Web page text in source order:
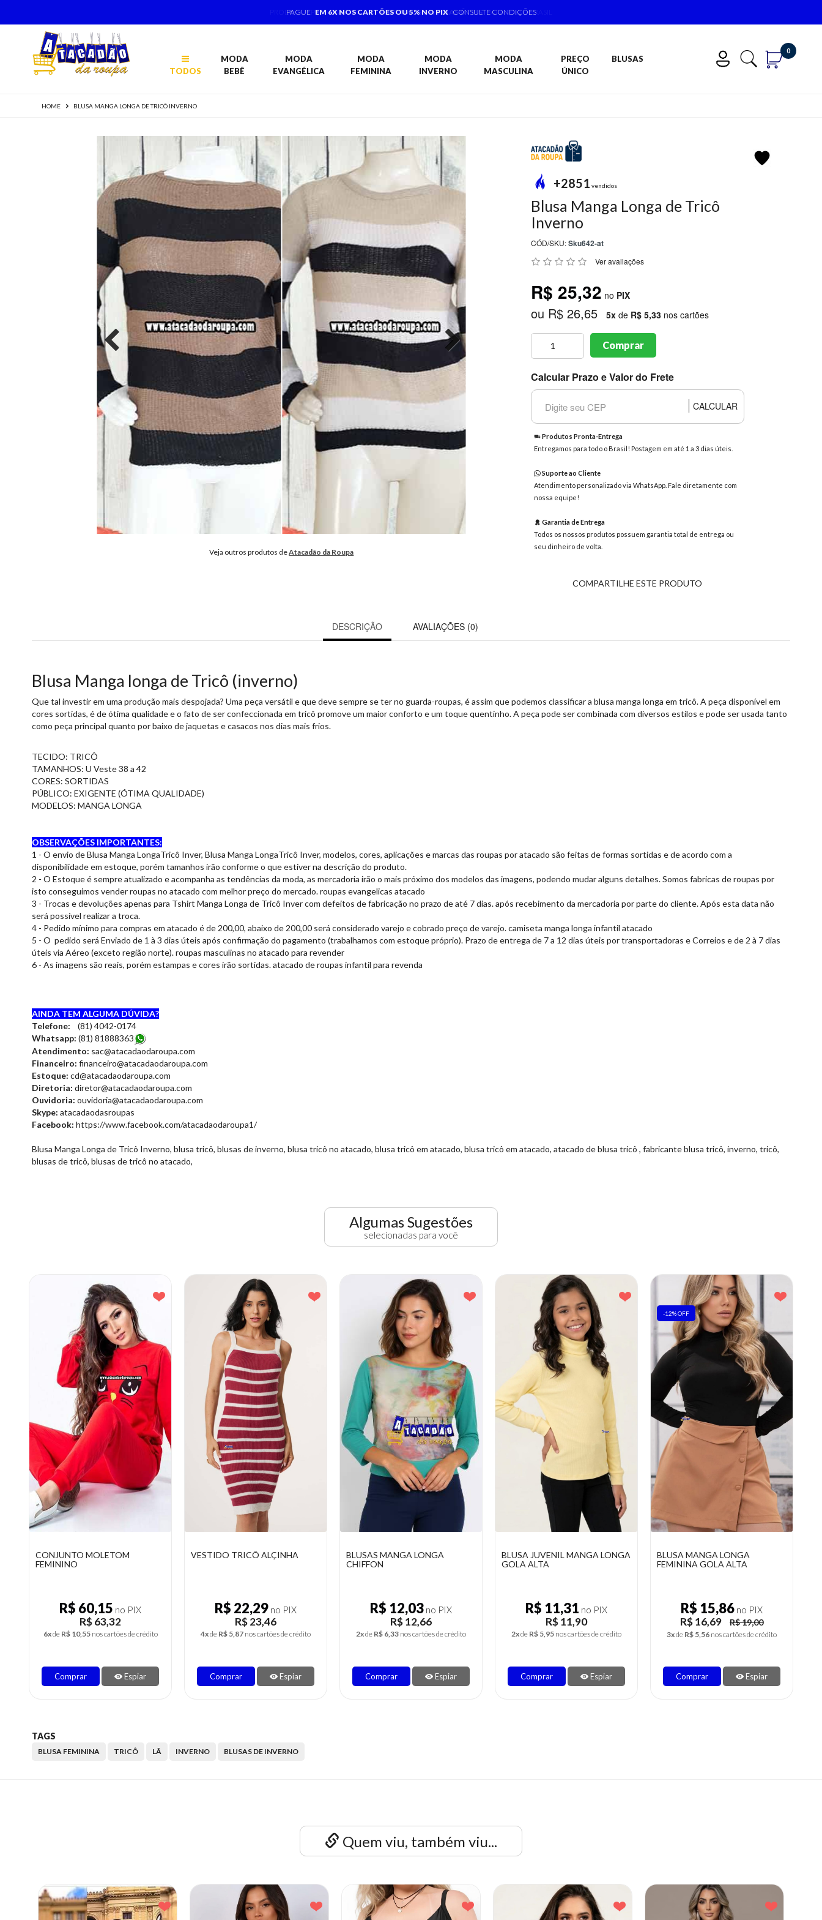
PRODUTOS PRONTA ENTREGA, ENVIAMOS 1 A 3 DIAS ÚTEIS PARA TODO BRASIL
TODOS
MODA
BEBÊ
MODA
EVANGÉLICA
MODA
FEMININA
MODA
INVERNO
MODA
MASCULINA
PREÇO
ÚNICO
BLUSAS
0
HOME BLUSA MANGA LONGA DE TRICÔ INVERNO
Veja outros produtos deAtacadão da Roupa
+2851 vendidos
Blusa Manga Longa de Tricô
Inverno
CÓD/SKU:Sku642-at
Ver avaliações
R$ 25,32 no PIX
ou R$ 26,65 5xde R$ 5,33nos cartões
Comprar
Calcular Prazo e Valor do Frete
CALCULAR
Produtos Pronta-Entrega
Entregamos para todo o Brasil! Postagem em até 1 a 3 dias úteis.
Suporte ao Cliente
Atendimento personalizado via WhatsApp. Fale diretamente com
nossa equipe!
Garantia de Entrega
Todos os nossos produtos possuem garantia total de entrega ou
seu dinheiro de volta.
COMPARTILHE ESTE PRODUTO
DESCRIÇÃO AVALIAÇÕES (0)
Blusa Manga longa de Tricô (inverno)
Que tal investir em uma produção mais despojada? Uma peça versátil e que deve sempre se ter no guarda-roupas, é assim que podemos classificar a blusa manga longa em tricô. A peça disponível em
cores sortidas, é de ótima qualidade e o fato de ser confeccionada em tricô promove um maior conforto e um toque quentinho. A peça pode ser combinada com diversos estilos e pode ser usada tanto
como peça principal quanto por baixo de jaquetas e casacos nos dias mais frios.
TECIDO: TRICÔ
TAMANHOS: U Veste 38 a 42
CORES: SORTIDAS
PÚBLICO: EXIGENTE (ÓTIMA QUALIDADE)
MODELOS: MANGA LONGA
OBSERVAÇÕES IMPORTANTES:
1 - O envio de Blusa Manga LongaTricô Inver, Blusa Manga LongaTricô Inver, modelos, cores, aplicações e marcas das roupas por atacado são feitas de formas sortidas e de acordo com a
disponibilidade em estoque, porém tamanhos irão conforme o que estiver na descrição do produto.
2 - O Estoque é sempre atualizado e acompanha as tendências da moda, as mercadoria irão o mais próximo dos modelos das imagens, podendo mudar alguns detalhes. Somos fabricas de roupas por
isto conseguimos vender roupas no atacado com melhor preço do mercado. roupas evangelicas atacado
3 - Trocas e devoluções apenas para Tshirt Manga Longa de Tricô Inver com defeitos de fabricação no prazo de até 7 dias. após recebimento da mercadoria por parte do cliente. Após esta data não
será possível realizar a troca.
4 - Pedido mínimo para compras em atacado é de 200,00, abaixo de 200,00 será considerado varejo e cobrado preço de varejo. camiseta manga longa infantil atacado
5 - O pedido será Enviado de 1 à 3 dias úteis após confirmação do pagamento (trabalhamos com estoque próprio). Prazo de entrega de 7 a 12 dias úteis por transportadoras e Correios e de 2 à 7 dias
úteis via Aéreo (exceto região norte). roupas masculinas no atacado para revender
6 - As imagens são reais, porém estampas e cores irão sortidas. atacado de roupas infantil para revenda
AINDA TEM ALGUMA DÚVIDA?
Telefone: (81) 4042-0174
Whatsapp: (81) 81888363
Atendimento: sac@atacadaodaroupa.com
Financeiro: financeiro@atacadaodaroupa.com
Estoque: cd@atacadaodaroupa.com
Diretoria: diretor@atacadaodaroupa.com
Ouvidoria: ouvidoria@atacadaodaroupa.com
Skype: atacadaodasroupas
Facebook: https://www.facebook.com/atacadaodaroupa1/
Blusa Manga Longa de Tricô Inverno, blusa tricô, blusas de inverno, blusa tricô no atacado, blusa tricô em atacado, blusa tricô em atacado, atacado de blusa tricô , fabricante blusa tricô, inverno, tricô,
blusas de tricô, blusas de tricô no atacado,
Algumas Sugestões
selecionadas para você
VESTIDO TRICÔ ALÇINHA
R$ 22,29 no PIX
R$ 23,46
4xdeR$ 5,87nos cartões de crédito
Comprar Espiar
BLUSAS MANGA LONGA
R$ 12,03 no PIX
R$ 12,66
2xde R$ 6,33 nos cartões de crédito
Comprar Espiar
BLUSA JUVENIL MANGA LONGA
GOLA ALTA
R$ 11,31 no PIX
R$ 11,90
2xde R$ 5,95 nos cartões de crédito
Comprar Espiar
BLUSA MANGA LONGA
FEMININA GOLA ALTA
R$ 15,86 no PIX
R$ 16,69 R$ 19,00
3xde R$ 5,56 nos cartões de crédito
Comprar Espiar
BLUSA CANELADA MANGA
LONGA TULE
R$ 18,80 no PIX
R$ 19,79
3xde R$ 6,60 nos cartões de crédito
Comprar Espiar
TAGS
BLUSA FEMININA TRICÔ LÃ INVERNO BLUSAS DE INVERNO
Quem viu, também viu...